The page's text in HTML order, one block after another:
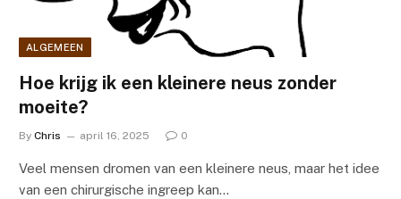
ALGEMEEN
Hoe krijg ik een kleinere neus zonder
moeite?
By Chris april 16, 2025 0
Veel mensen dromen van een kleinere neus, maar het idee
van een chirurgische ingreep kan…